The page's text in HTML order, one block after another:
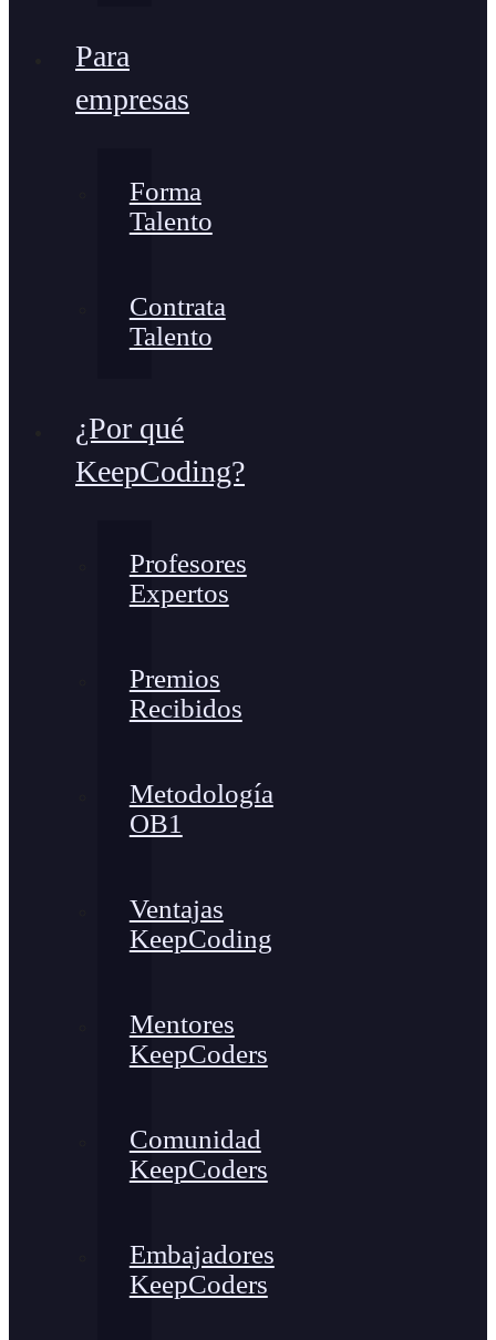
Para
empresas
Forma
Talento
Contrata
Talento
¿Por qué
KeepCoding?
Profesores
Expertos
Premios
Recibidos
Metodología
OB1
Ventajas
KeepCoding
Mentores
KeepCoders
Comunidad
KeepCoders
Embajadores
KeepCoders